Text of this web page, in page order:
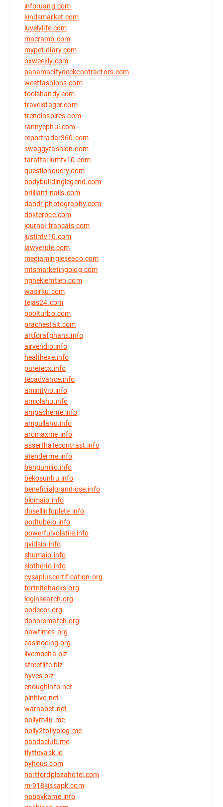
inforuang.com
kindsmarket.com
luvelylife.com
macramb.com
mypet-diary.com
oxweekly.com
panamacitydeckcontractors.com
westfashions.com
toolshandy.com
travelstager.com
trendinspires.com
rannyephul.com
reportradar360.com
swaggyfashion.com
taraftariumtv10.com
questionquery.com
bodybuildinglegend.com
brilliant-nails.com
dandr-photography.com
dokteroce.com
journal-francais.com
justintv10.com
lawyerule.com
mediamingleseaco.com
mtsmarketingblog.com
nghekiemtien.com
wasirku.com
tejas24.com
poolturbo.com
prachestait.com
artforafghans.info
airvendio.info
healthexe.info
puretecx.info
tecadvance.info
aminityio.info
amiolahu.info
ampacheme.info
ampullahu.info
aromaxme.info
asserthatecontrast.info
atenderme.info
bangumiio.info
bekosunhu.info
beneficialgrandiose.info
blomaio.info
dosellinfoplete.info
podtubeio.info
powerfulvolatile.info
qvidsio.info
shumaio.info
slotherio.info
cysapluscertification.org
fortnitehacks.org
loginsearch.org
aodecor.org
donorsmatch.org
nowtimes.org
casinoeing.org
livemocha.biz
streetlife.biz
hyves.biz
enoughinfo.net
pinhive.net
warnabet.net
bollym4u.me
bolly2tollyblog.me
pandaclub.me
flyttevask.io
byhous.com
hartfordplazahotel.com
m-918kissapk.com
nabavkame.info